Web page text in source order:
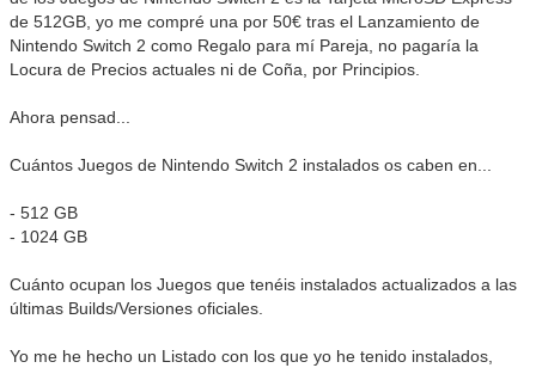
de 512GB, yo me compré una por 50€ tras el Lanzamiento de
Nintendo Switch 2 como Regalo para mí Pareja, no pagaría la
Locura de Precios actuales ni de Coña, por Principios.
Ahora pensad...
Cuántos Juegos de Nintendo Switch 2 instalados os caben en...
- 512 GB
- 1024 GB
Cuánto ocupan los Juegos que tenéis instalados actualizados a las
últimas Builds/Versiones oficiales.
Yo me he hecho un Listado con los que yo he tenido instalados,